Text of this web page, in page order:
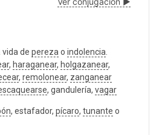
vida de pereza o indolencia
, haraganear, holgazanear,
, remolonear, zanganear
, gandulería, vagar
, estafador, pícaro, tunante o